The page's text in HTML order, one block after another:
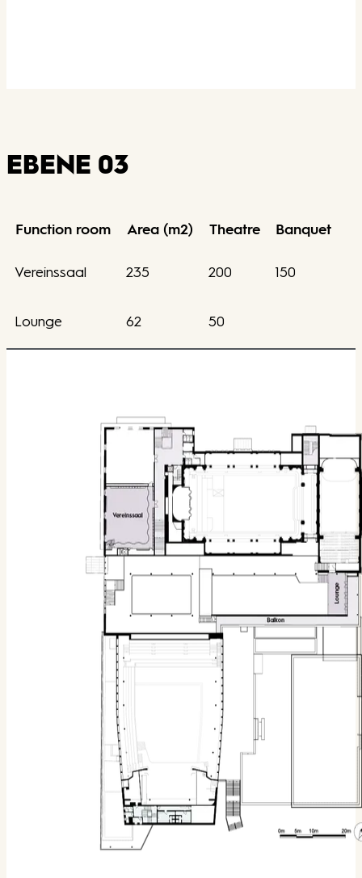
EBENE 03
Function room Area (m2) Theatre Banquet
Vereinssaal 235 200 150
Lounge 62 50